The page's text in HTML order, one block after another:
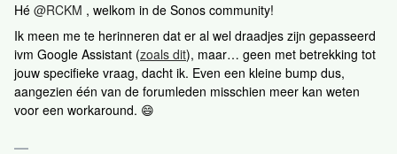
Hé ​ @RCKM , welkom in de Sonos community!
Ik meen me te herinneren dat er al wel draadjes zijn gepasseerd
ivm Google Assistant (zoals dit), maar… geen met betrekking tot
jouw specifieke vraag, dacht ik. Even een kleine bump dus,
aangezien één van de forumleden misschien meer kan weten
voor een workaround. 😄